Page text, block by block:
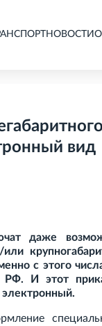
НОВОСТИ
вид
даже
с этого
РФ. И этот